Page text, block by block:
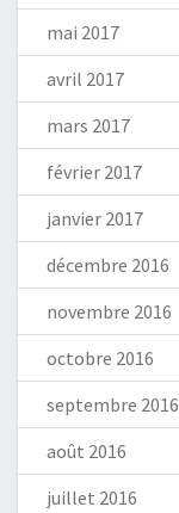
mai 2017
avril 2017
mars 2017
février 2017
janvier 2017
décembre 2016
novembre 2016
octobre 2016
septembre 2016
août 2016
juillet 2016